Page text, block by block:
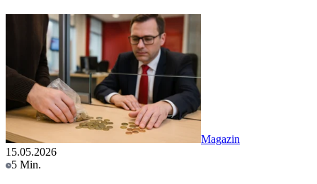
Magazin
15.05.2026
5 Min.